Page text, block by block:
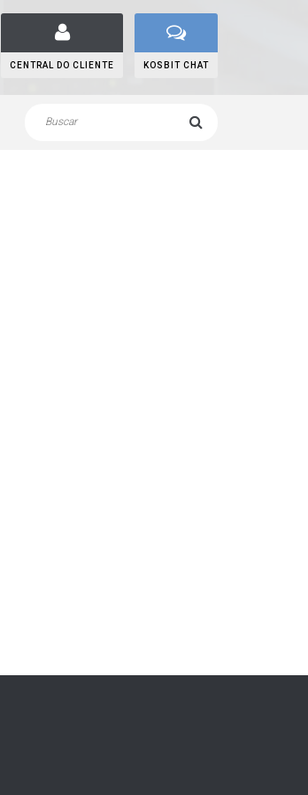
CENTRAL DO CLIENTE KOSBIT CHAT